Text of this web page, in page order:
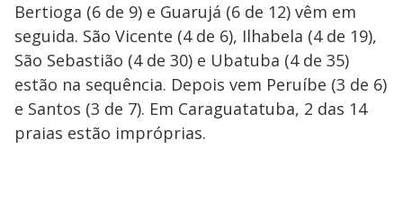
Bertioga (6 de 9) e Guarujá (6 de 12) vêm em
seguida. São Vicente (4 de 6), Ilhabela (4 de 19),
São Sebastião (4 de 30) e Ubatuba (4 de 35)
estão na sequência. Depois vem Peruíbe (3 de 6)
e Santos (3 de 7). Em Caraguatatuba, 2 das 14
praias estão impróprias.